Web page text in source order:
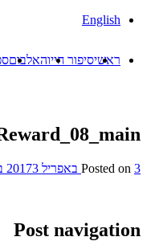
English
ראשיסיפור חייוהאלבום
Posted on 3 באפריל 2017 3 באפריל 2017
Post navigation